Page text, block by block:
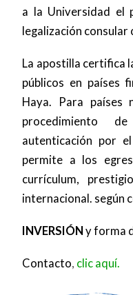
a la Universidad el
legalización
La apostilla certifica
públicos en países
Haya. Para países
procedimiento
autenticación por
permite a los
currículum,
internacional. según
INVERSIÓNy forma
Contacto, clic aquí.